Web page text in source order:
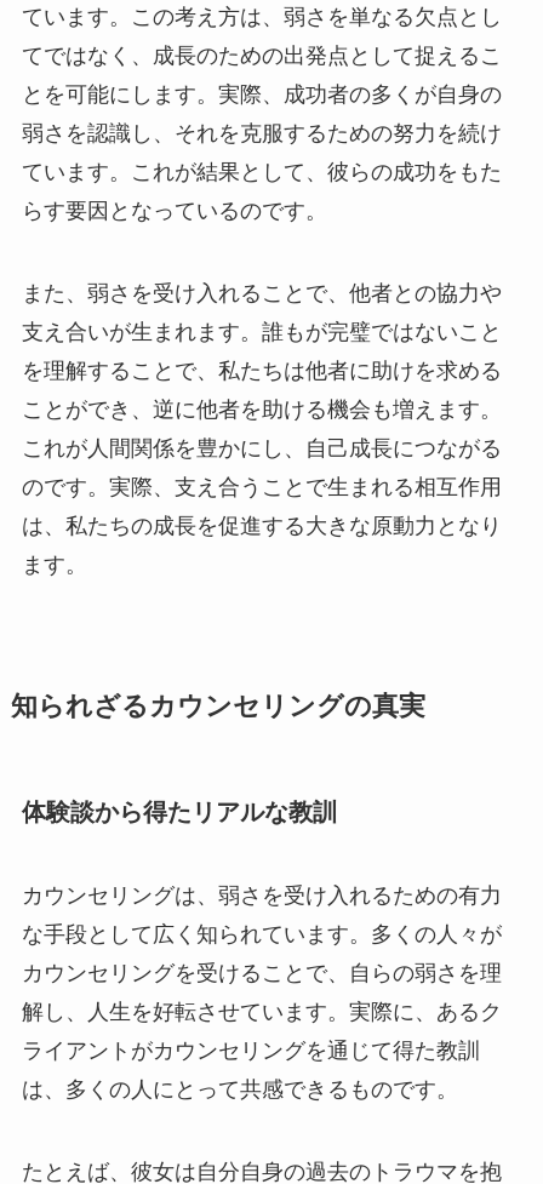
ています。この考え方は、弱さを単なる欠点とし
てではなく、成長のための出発点として捉えるこ
とを可能にします。実際、成功者の多くが自身の
弱さを認識し、それを克服するための努力を続け
ています。これが結果として、彼らの成功をもた
らす要因となっているのです。
また、弱さを受け入れることで、他者との協力や
支え合いが生まれます。誰もが完璧ではないこと
を理解することで、私たちは他者に助けを求める
ことができ、逆に他者を助ける機会も増えます。
これが人間関係を豊かにし、自己成長につながる
のです。実際、支え合うことで生まれる相互作用
は、私たちの成長を促進する大きな原動力となり
ます。
知られざるカウンセリングの真実
体験談から得たリアルな教訓
カウンセリングは、弱さを受け入れるための有力
な手段として広く知られています。多くの人々が
カウンセリングを受けることで、自らの弱さを理
解し、人生を好転させています。実際に、あるク
ライアントがカウンセリングを通じて得た教訓
は、多くの人にとって共感できるものです。
たとえば、彼女は自分自身の過去のトラウマを抱